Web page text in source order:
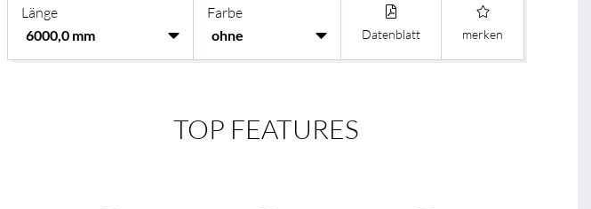
Länge Farbe
Datenblatt merken
TOP FEATURES